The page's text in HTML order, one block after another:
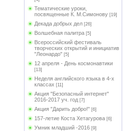
Тематические уроки,
посвященные К. М.Симонову [19]
Декада добрых дел [26]
Волшебная палитра [5]
Всероссийский фестиваль
творческих открытий и инициатив
"Леонардо" [5]
12 апреля - День космонавтики
[13]
Неделя английского языка в 4-х
классах [11]
Акция "Безопасный интернет"
2016-2017 уч. год [7]
Акция "Дарить добро!" [6]
157-летие Коста Хетагурова [6]
Умник младший -2016 [9]